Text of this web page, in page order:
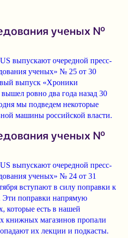
ученых №
выпускают очередной пресс-
ученых» № 25 от 30
выпуск «Хроники
ровно два года назад 30
мы подведем некоторые
машины российской власти.
ученых №
выпускают очередной пресс-
ученых» № 24 от 31
вступают в силу поправки к
Эти поправки напрямую
которые есть в нашей
книжных магазинов пропали
их лекции и подкасты.